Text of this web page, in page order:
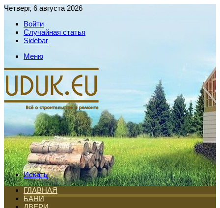
Четверг, 6 августа 2026
Войти
Случайная статья
Sidebar
Меню
Искать
ГЛАВНАЯ
БАНИ